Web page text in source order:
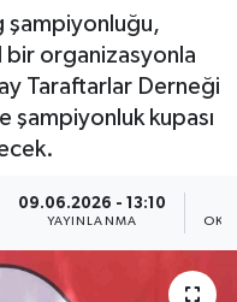
şampiyonluğu,
bir organizasyonla
Taraftarlar Derneği
şampiyonluk kupası
09.06.2026 - 13:10
YAYINLANMA